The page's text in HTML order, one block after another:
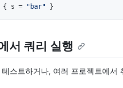
{ s = "bar"
서 쿼리 실행
스트하거나, 여러 프로젝트에서